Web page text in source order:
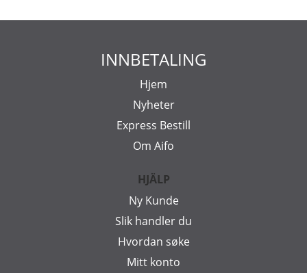
INNBETALING
Hjem
Nyheter
Express Bestill
Om Aifo
HJÄLP
Ny Kunde
Slik handler du
Hvordan søke
Mitt konto